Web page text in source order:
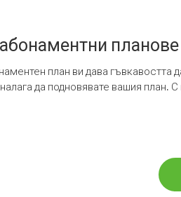
планове
план ви дава
да подновявате вашия